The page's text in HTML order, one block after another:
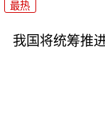
最热
我国将统筹推